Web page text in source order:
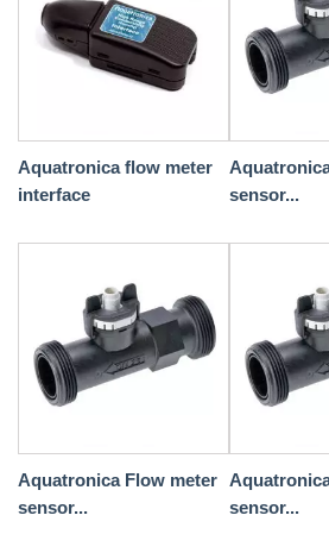
Aquatronica flow meter
interface
sensor...
Aquatronica Flow meter
sensor...
sensor...